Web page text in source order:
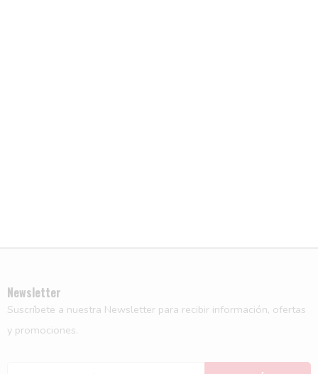
Newsletter
Suscríbete a nuestra Newsletter para recibir información, ofertas
y promociones.